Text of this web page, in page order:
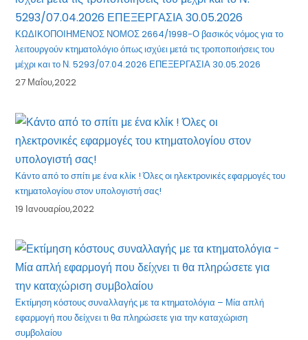
ΚΩΔΙΚΟΠΟΙΗΜΕΝΟΣ ΝΟΜΟΣ 2664/1998-Ο βασικός νόμος για το
λειτουργούν κτηματολόγιο όπως ισχύει μετά τις τροποποιήσεις του
μέχρι και το Ν. 5293/07.04.2026 ΕΠΕΞΕΡΓΑΣΙΑ 30.05.2026
27 Μαΐου,2022
Κάντο από το σπίτι με ένα κλίκ ! Όλες οι ηλεκτρονικές εφαρμογές του
κτηματολογίου στον υπολογιστή σας!
19 Ιανουαρίου,2022
Εκτίμηση κόστους συναλλαγής με τα κτηματολόγια – Μία απλή
εφαρμογή που δείχνει τι θα πληρώσετε για την καταχώριση
συμβολαίου